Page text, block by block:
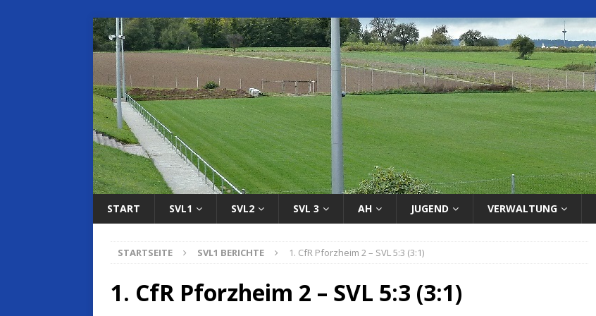
START SVL1 SVL2 SVL 3 AH JUGEND VERWALTUNG
STARTSEITE SVL1 BERICHTE 1. CfR Pforzheim 2 – SVL 5:3 (3:1)
1. CfR Pforzheim 2 – SVL 5:3 (3:1)